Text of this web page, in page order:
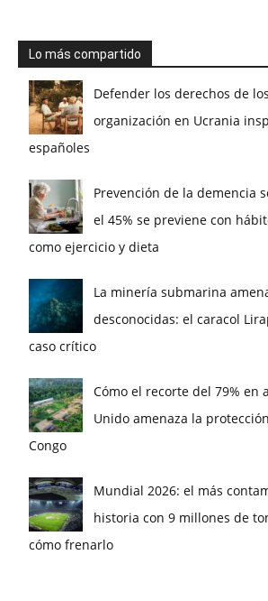
Lo más compartido
Defender los derechos de
organización en Ucrania
españoles
Prevención de la demencia
el 45% se previene con
como ejercicio y dieta
La minería submarina
desconocidas: el caracol
caso crítico
Cómo el recorte del 79% en
Unido amenaza la
Congo
Mundial 2026: el más
historia con 9 millones de
cómo frenarlo